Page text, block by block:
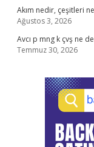
Akım nedir, çeşitleri
Ağustos 3, 2026
Avcı p mng k çvş ne
Temmuz 30, 2026